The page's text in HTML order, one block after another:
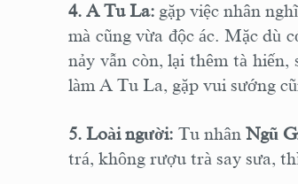
4. A Tu La: gặp việc nhân
mà cũng vừa độc ác. Mặc dù
nảy vẫn còn, lại thêm tà
làm A Tu La, gặp vui sướng
5. Loài người: Tu nhân Ngũ
trá, không rượu trà say sưa,